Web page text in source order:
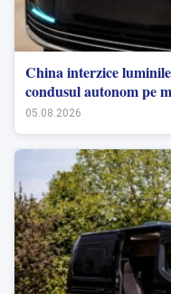
China interzice
condusul autonom pe
05.08.2026